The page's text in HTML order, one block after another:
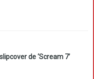
de ‘Scream 7’